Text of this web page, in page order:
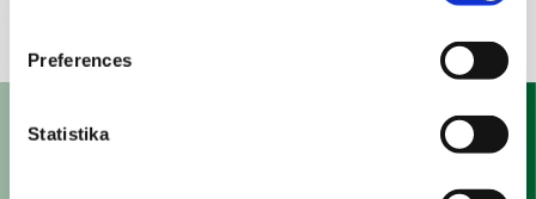
Preferences
Statistika